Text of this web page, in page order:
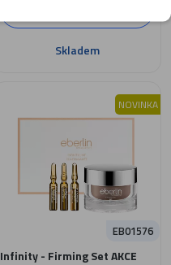
Skladem
NOVINKA
Infinity - Firming Set AKCE
EB01576